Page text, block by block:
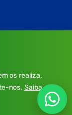
.
grátis.
para a rede fixa
os realiza.
nos. Saiba